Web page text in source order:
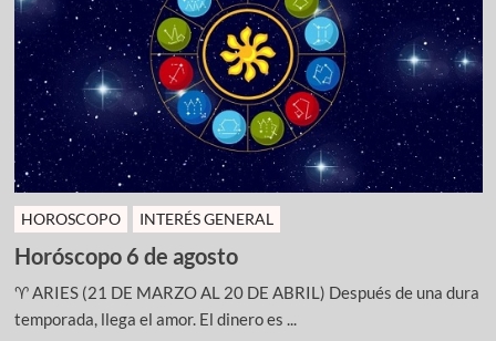
HOROSCOPO INTERÉS GENERAL
Horóscopo 6 de agosto
♈ ARIES (21 DE MARZO AL 20 DE ABRIL) Después de una dura
temporada, llega el amor. El dinero es ...